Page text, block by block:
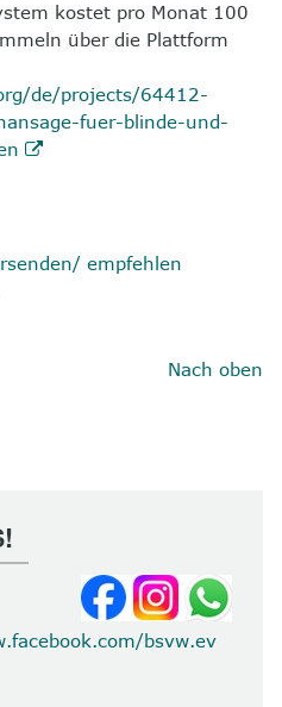
kostet pro Monat 100
über die Plattform
de/projects/64412-
fuer-blinde-und-
empfehlen
Nach oben
bsvw.ev